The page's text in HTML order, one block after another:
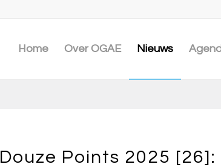
Home Over OGAE Nieuws
Douze Points 2025